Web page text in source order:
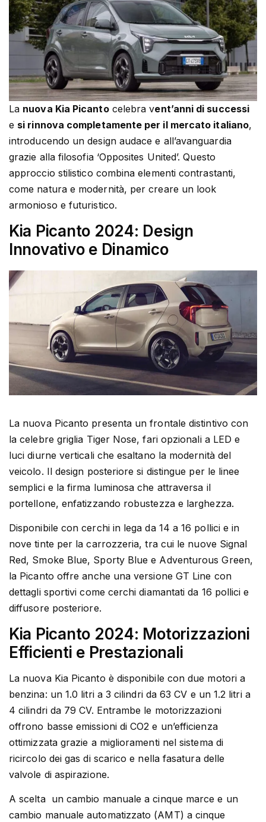
La nuova Kia Picantocelebra vent’anni di successi
e si rinnova completamente per il mercato italiano,
introducendo un design audace e all’avanguardia
grazie alla filosofia ‘Opposites United’. Questo
approccio stilistico combina elementi contrastanti,
come natura e modernità, per creare un look
armonioso e futuristico.
Kia Picanto 2024: Design
Innovativo e Dinamico
La nuova Picanto presenta un frontale distintivo con
la celebre griglia Tiger Nose, fari opzionali a LED e
luci diurne verticali che esaltano la modernità del
veicolo. Il design posteriore si distingue per le linee
semplici e la firma luminosa che attraversa il
portellone, enfatizzando robustezza e larghezza.
Disponibile con cerchi in lega da 14 a 16 pollici e in
nove tinte per la carrozzeria, tra cui le nuove Signal
Red, Smoke Blue, Sporty Blue e Adventurous Green,
la Picanto offre anche una versione GT Line con
dettagli sportivi come cerchi diamantati da 16 pollici e
diffusore posteriore.
Kia Picanto 2024: Motorizzazioni
Efficienti e Prestazionali
La nuova Kia Picanto è disponibile con due motori a
benzina: un 1.0 litri a 3 cilindri da 63 CV e un 1.2 litri a
4 cilindri da 79 CV. Entrambe le motorizzazioni
offrono basse emissioni di CO2 e un’efficienza
ottimizzata grazie a miglioramenti nel sistema di
ricircolo dei gas di scarico e nella fasatura delle
valvole di aspirazione.
A scelta un cambio manuale a cinque marce e un
cambio manuale automatizzato (AMT) a cinque